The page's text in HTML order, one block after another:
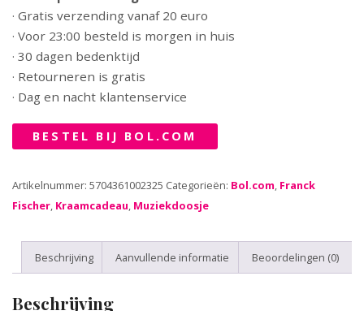
· Gratis verzending vanaf 20 euro
· Voor 23:00 besteld is morgen in huis
· 30 dagen bedenktijd
· Retourneren is gratis
· Dag en nacht klantenservice
BESTEL BIJ BOL.COM
Artikelnummer: 5704361002325 Categorieën: Bol.com, Franck
Fischer, Kraamcadeau, Muziekdoosje
Beschrijving Aanvullende informatie Beoordelingen (0)
Beschrijving